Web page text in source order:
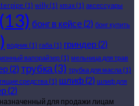
(1) willy(1) xmax (1) аксессуары
(13) бонг в кейсе(2) бонг купить
водник (1) габа (1) гриндер(2)
вапорайзер (1) мельница для трав
(2) трубка(3) трубка для масла (1)
средства (1) шлиф(2) шлиф для
(2)
для продажи лицам